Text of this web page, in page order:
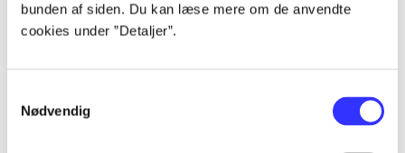
bunden af siden. Du kan læse mere om de anvendte
cookies under ”Detaljer”.
Nødvendig
...